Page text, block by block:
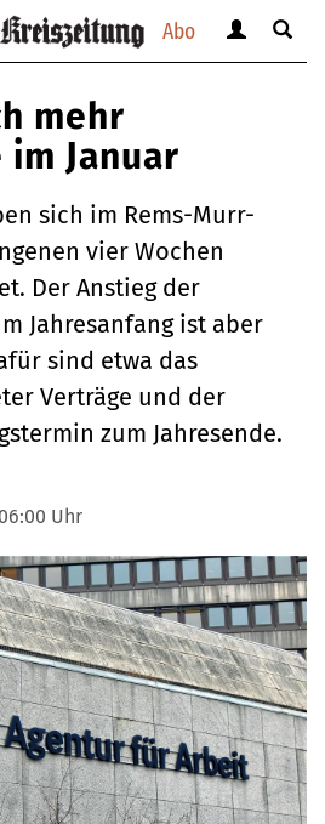
Abo
anzeigen
Suche
mehr
Januar
sich im Rems-Murr-
vier Wochen
Der Anstieg der
Jahresanfang ist aber
sind etwa das
Verträge und der
zum Jahresende.
Uhr